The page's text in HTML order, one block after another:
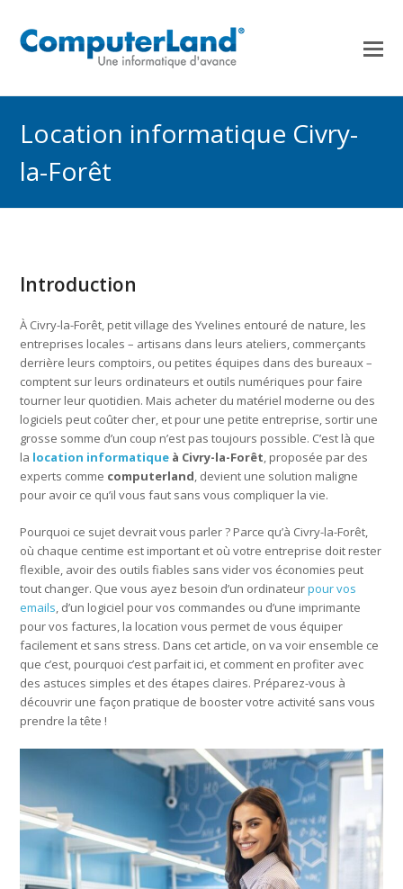
Location informatique Civry-
la-Forêt
Introduction
À Civry-la-Forêt, petit village des Yvelines entouré de nature, les
entreprises locales – artisans dans leurs ateliers, commerçants
derrière leurs comptoirs, ou petites équipes dans des bureaux –
comptent sur leurs ordinateurs et outils numériques pour faire
tourner leur quotidien. Mais acheter du matériel moderne ou des
logiciels peut coûter cher, et pour une petite entreprise, sortir une
grosse somme d’un coup n’est pas toujours possible. C’est là que
la location informatique à Civry-la-Forêt, proposée par des
experts comme computerland, devient une solution maligne
pour avoir ce qu’il vous faut sans vous compliquer la vie.
Pourquoi ce sujet devrait vous parler ? Parce qu’à Civry-la-Forêt,
où chaque centime est important et où votre entreprise doit rester
flexible, avoir des outils fiables sans vider vos économies peut
tout changer. Que vous ayez besoin d’un ordinateurpour vos
emails, d’un logiciel pour vos commandes ou d’une imprimante
pour vos factures, la location vous permet de vous équiper
facilement et sans stress. Dans cet article, on va voir ensemble ce
que c’est, pourquoi c’est parfait ici, et comment en profiter avec
des astuces simples et des étapes claires. Préparez-vous à
découvrir une façon pratique de booster votre activité sans vous
prendre la tête !